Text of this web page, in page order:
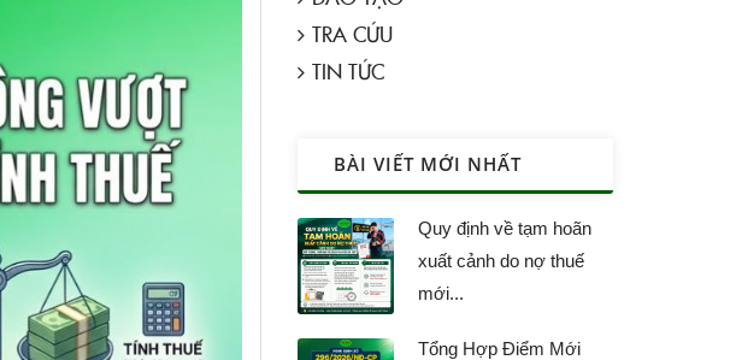
TRA CỨU
TIN TỨC
BÀI VIẾT MỚI NHẤT
Quy định về tạm hoãn
xuất cảnh do nợ thuế
mới...
Tổng Hợp Điểm Mới